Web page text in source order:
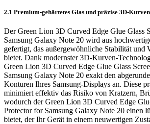
2.1 Premium-gehärtetes Glas und präzise 3D-
Der Green Lion 3D Curved Edge Glue Glass
Samsung Galaxy Note 20 wird aus
gefertigt, das außergewöhnliche Stabilität und
bietet. Dank modernster 3D-Kurven-
Green Lion 3D Curved Edge Glue Glass
Samsung Galaxy Note 20 exakt den
Konturen Ihres Samsung-Displays an. Diese
minimiert effektiv das Risiko von Kratzern,
wodurch der Green Lion 3D Curved Edge
Protector for Samsung Galaxy Note 20 einen
bietet, der Ihr Gerät in einem neuwertigen